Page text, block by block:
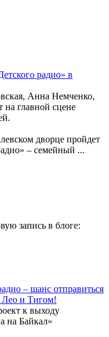
радио» в
Анна Немченко,
на главной сцене
дворце пройдет
– семейный ...
запись в блоге:
– шанс отправиться
Лео и Тигом!
к выходу
на Байкал»